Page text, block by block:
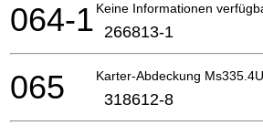
Keine Informationen
064-1 266813-1
Karter-Abdeckung
065 318612-8